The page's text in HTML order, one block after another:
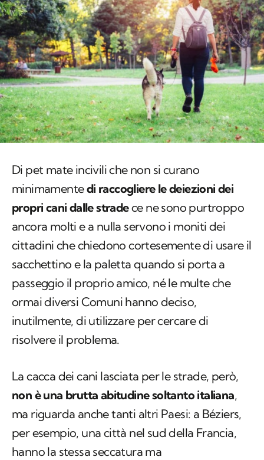
Di pet mate incivili che non si curano
minimamentedi raccogliere le deiezioni dei
propri cani dalle stradece ne sono purtroppo
ancora molti e a nulla servono i moniti dei
cittadini che chiedono cortesemente di usare il
sacchettino e la paletta quando si porta a
passeggio il proprio amico, né le multe che
ormai diversi Comuni hanno deciso,
inutilmente, di utilizzare per cercare di
risolvere il problema.
La cacca dei cani lasciata per le strade, però,
non è una brutta abitudine soltanto italiana,
ma riguarda anche tanti altri Paesi: a Béziers,
per esempio, una città nel sud della Francia,
hanno la stessa seccatura ma